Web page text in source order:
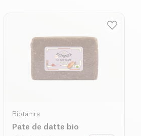
Biotamra
Pate de datte bio